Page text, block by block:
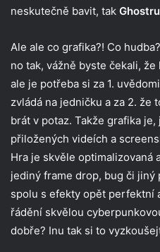
neskutečně bavit, tak
Ale ale co grafika?! Co
no tak, vážně byste čekali,
ale je potřeba si za 1.
zvládá na jedničku a za 2. že
brát v potaz. Takže grafika
přiložených videích a
Hra je skvěle optimalizovaná
jediný frame drop, bug či jiný
spolu s efekty opět perfektní
řádění skvělou
dobře? Inu tak si to